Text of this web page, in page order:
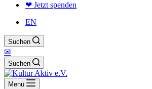
❤ Jetzt spenden
EN
Suchen
✉
Suchen
Menü